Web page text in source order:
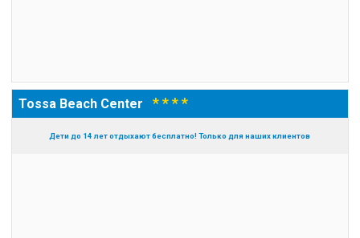
Tossa Beach Center* * * *
Дети до 14 лет отдыхают бесплатно! Только для наших клиентов